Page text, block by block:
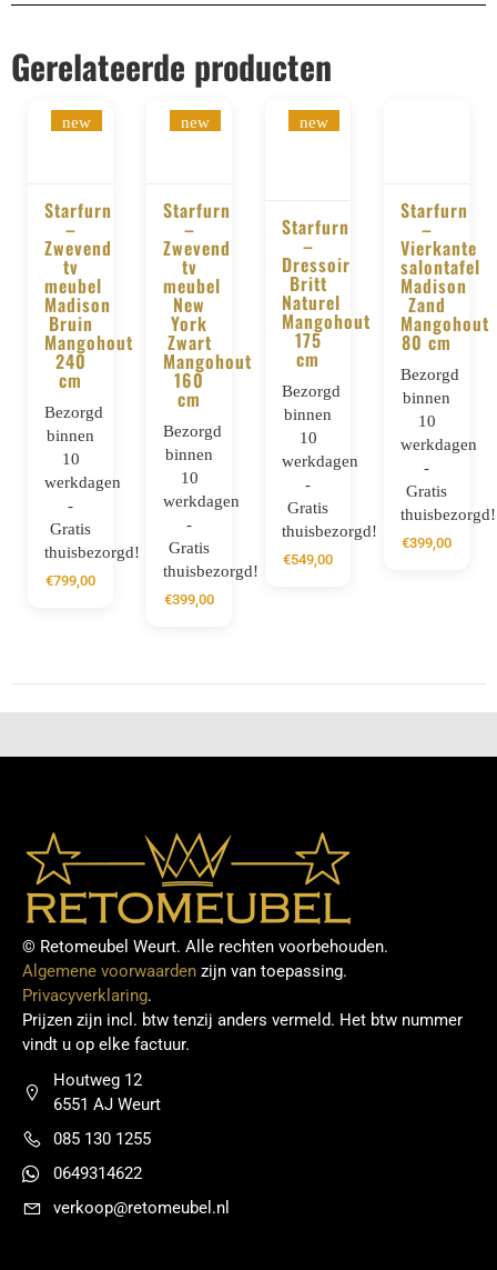
Gerelateerde producten
BESTELLEN
new
Starfurn
–
Zwevend
tv
meubel
Madison
Bruin
Mangohout
240
cm
Bezorgd
binnen
10
werkdagen
-
Gratis
thuisbezorgd!
€799,00
BESTELLEN
new
Starfurn
–
Zwevend
tv
meubel
New
York
Zwart
Mangohout
160
cm
Bezorgd
binnen
10
werkdagen
-
Gratis
thuisbezorgd!
€399,00
BESTELLEN
new
Starfurn
–
Dressoir
Britt
Naturel
Mangohout
175
cm
Bezorgd
binnen
10
werkdagen
-
Gratis
thuisbezorgd!
€549,00
BESTELLEN
Starfurn
–
Vierkante
salontafel
Madison
Zand
Mangohout
80 cm
Bezorgd
binnen
10
werkdagen
-
Gratis
thuisbezorgd!
€399,00
© Retomeubel Weurt. Alle rechten voorbehouden.
Algemene voorwaarden zijn van toepassing.
Privacyverklaring.
Prijzen zijn incl. btw tenzij anders vermeld. Het btw nummer
vindt u op elke factuur.
Houtweg 12
6551 AJ Weurt
085 130 1255
0649314622
verkoop@retomeubel.nl